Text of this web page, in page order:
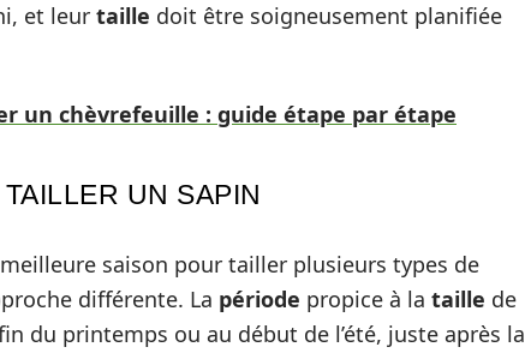
et leur taille doit être soigneusement planifiée
un chèvrefeuille : guide étape par étape
UN SAPIN
saison pour tailler plusieurs types de
différente. La période propice à la taille de
du printemps ou au début de l’été, juste après la